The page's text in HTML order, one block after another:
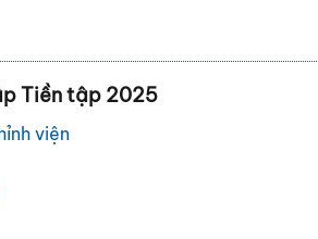
Tiền tập 2025
viện